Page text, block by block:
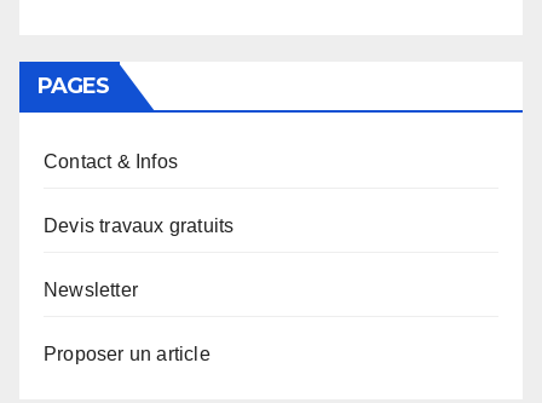
PAGES
Contact & Infos
Devis travaux gratuits
Newsletter
Proposer un article